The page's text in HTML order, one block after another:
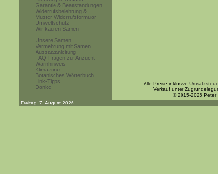
Garantie & Beanstandungen
Widerrufsbelehrung &
Muster-Widerrufsformular
Umweltschutz
Wir kaufen Samen
------------------------
Unsere Samen
Vermehrung mit Samen
Aussaatanleitung
FAQ-Fragen zur Anzucht
Warnhinweis
Klimazone
Botanisches Wörterbuch
Link-Tipps
Danke
Alle Preise inklusive
Verkauf unter
© 2015-2026 Peter
Freitag, 7. August 2026